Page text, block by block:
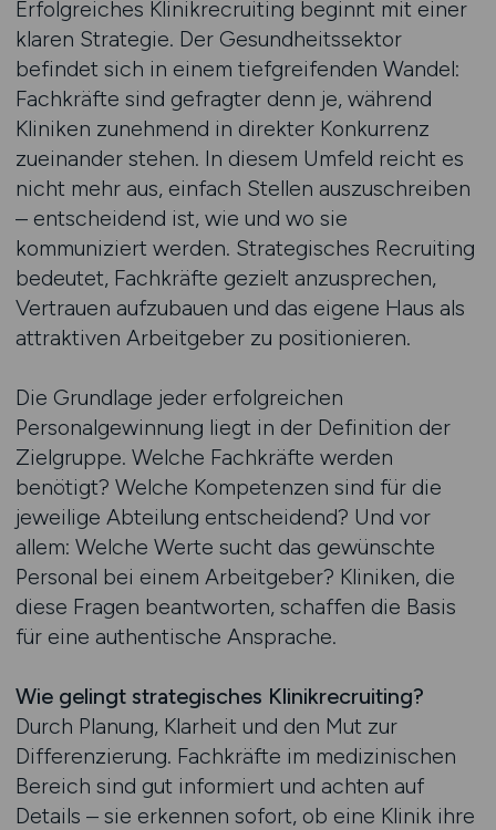
Erfolgreiches Klinikrecruiting beginnt mit einer
klaren Strategie. Der Gesundheitssektor
befindet sich in einem tiefgreifenden Wandel:
Fachkräfte sind gefragter denn je, während
Kliniken zunehmend in direkter Konkurrenz
zueinander stehen. In diesem Umfeld reicht es
nicht mehr aus, einfach Stellen auszuschreiben
– entscheidend ist, wie und wo sie
kommuniziert werden. Strategisches Recruiting
bedeutet, Fachkräfte gezielt anzusprechen,
Vertrauen aufzubauen und das eigene Haus als
attraktiven Arbeitgeber zu positionieren.
Die Grundlage jeder erfolgreichen
Personalgewinnung liegt in der Definition der
Zielgruppe. Welche Fachkräfte werden
benötigt? Welche Kompetenzen sind für die
jeweilige Abteilung entscheidend? Und vor
allem: Welche Werte sucht das gewünschte
Personal bei einem Arbeitgeber? Kliniken, die
diese Fragen beantworten, schaffen die Basis
für eine authentische Ansprache.
Wie gelingt strategisches Klinikrecruiting?
Durch Planung, Klarheit und den Mut zur
Differenzierung. Fachkräfte im medizinischen
Bereich sind gut informiert und achten auf
Details – sie erkennen sofort, ob eine Klinik ihre